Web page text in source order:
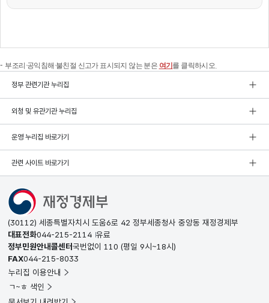
부조리·공익침해·불친절 신고가 표시되지 않는 분은 여기 를 클릭하시오.
정부 관련기관 누리집
외청 및 유관기관 누리집
운영 누리집 바로가기
관련 사이트 바로가기
(30112) 세종특별자치시 도움6로 42 정부세종청사 중앙동 재정경제부
대표전화044-215-2114 유료
정부민원안내콜센터국번없이 110 (평일 9시~18시)
FAX044-215-8033
누리집 이용안내
ㄱ~ㅎ 색인